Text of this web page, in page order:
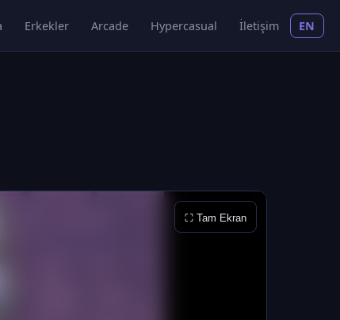
Erkekler Arcade Hypercasual İletişim EN
⛶ Tam Ekran